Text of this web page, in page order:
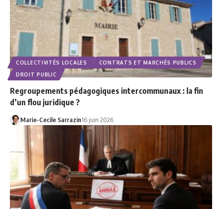
COLLECTIVITÉS LOCALES
CONTRATS ET MARCHÉS PUBLICS
DROIT PUBLIC
Regroupements pédagogiques intercommunaux : la fin
d’un flou juridique ?
Marie-Cecile Sarrazin16 juin 2026